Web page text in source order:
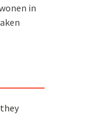
in